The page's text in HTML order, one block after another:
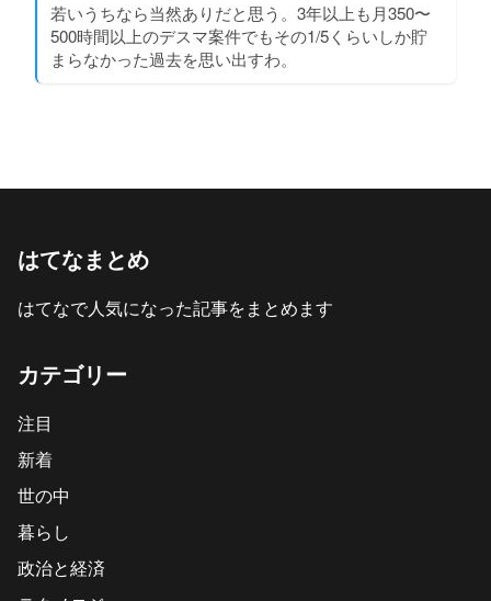
若いうちなら当然ありだと思う。3年以上も月350〜
500時間以上のデスマ案件でもその1/5くらいしか貯
まらなかった過去を思い出すわ。
はてなまとめ
はてなで人気になった記事をまとめます
カテゴリー
注目
新着
世の中
暮らし
政治と経済